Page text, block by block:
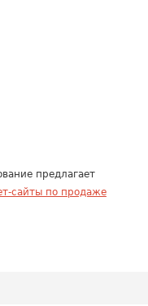
предлагает
сайты по продаже